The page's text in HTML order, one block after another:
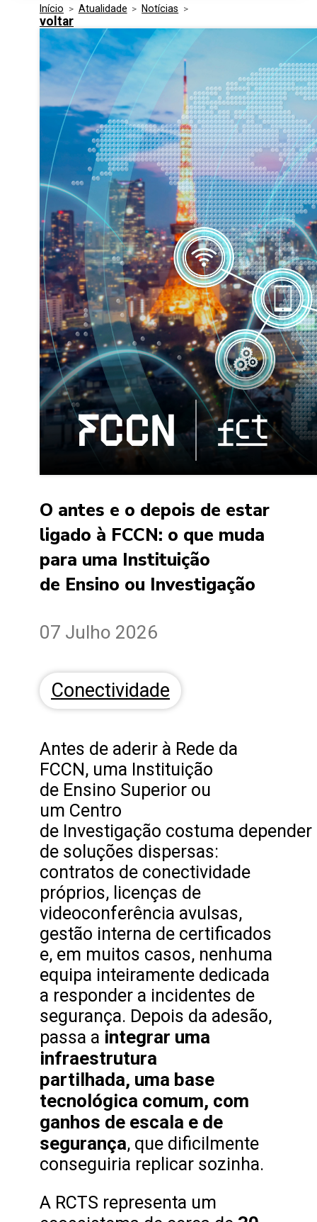
Segurança
Inovação
Media Kit
Entidades Ligadas
Perguntas Frequentes
Eventos
Início > Atualidade > Notícias >
voltar
O antes e o depois de estar
ligado à FCCN: o que muda
para uma Instituição
de Ensino ou Investigação
07 Julho 2026
Conectividade
Antes de aderir à Rede da
FCCN, uma Instituição
de Ensino Superior ou
um Centro
de Investigação costuma depender
de soluções dispersas:
contratos de conectividade
próprios, licenças de
videoconferência avulsas,
gestão interna de certificados
e, em muitos casos, nenhuma
equipa inteiramente dedicada
a responder a incidentes de
segurança. Depois da adesão,
passa a integrar uma
infraestrutura
partilhada, uma base
tecnológica comum, com
ganhos de escala e de
segurança, que dificilmente
conseguiria replicar sozinha.
A RCTS representa um